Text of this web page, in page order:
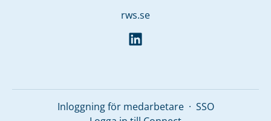
rws.se
Inloggning för medarbetare · SSO